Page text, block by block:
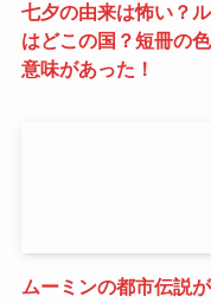
七夕の由来は怖い？
はどこの国？短冊の
意味があった！
ムーミンの都市伝説